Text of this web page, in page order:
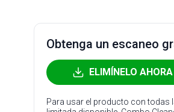
Obtenga un escaneo
ELIMÍNELO
Para usar el producto con todas